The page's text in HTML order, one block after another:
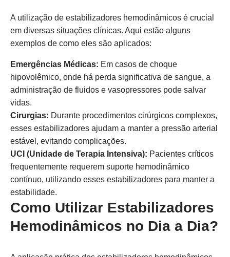
A utilização de estabilizadores hemodinâmicos é crucial
em diversas situações clínicas. Aqui estão alguns
exemplos de como eles são aplicados:
Emergências Médicas: Em casos de choque
hipovolêmico, onde há perda significativa de sangue, a
administração de fluidos e vasopressores pode salvar
vidas.
Cirurgias: Durante procedimentos cirúrgicos complexos,
esses estabilizadores ajudam a manter a pressão arterial
estável, evitando complicações.
UCI (Unidade de Terapia Intensiva): Pacientes críticos
frequentemente requerem suporte hemodinâmico
contínuo, utilizando esses estabilizadores para manter a
estabilidade.
Como Utilizar Estabilizadores
Hemodinâmicos no Dia a Dia?